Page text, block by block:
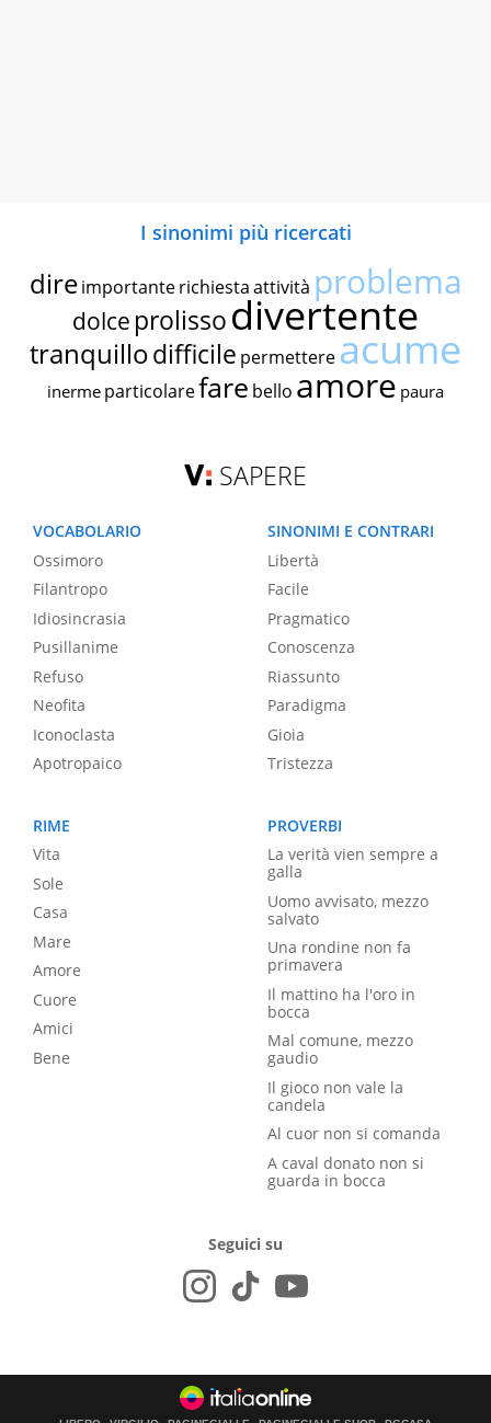
I sinonimi più ricercati
dire importante richiestaattività problema
dolce prolissodivertente
tranquillodifficile permettereacume
inerme particolarefare bello amore paura
SAPERE
VOCABOLARIO
Ossimoro
Filantropo
Idiosincrasia
Pusillanime
Refuso
Neofita
Iconoclasta
Apotropaico
SINONIMI E CONTRARI
Libertà
Facile
Pragmatico
Conoscenza
Riassunto
Paradigma
Gioia
Tristezza
RIME
Vita
Sole
Casa
Mare
Amore
Cuore
Amici
Bene
PROVERBI
La verità vien sempre a
galla
Uomo avvisato, mezzo
salvato
Una rondine non fa
primavera
Il mattino ha l'oro in
bocca
Mal comune, mezzo
gaudio
Il gioco non vale la
candela
Al cuor non si comanda
A caval donato non si
guarda in bocca
Seguici su